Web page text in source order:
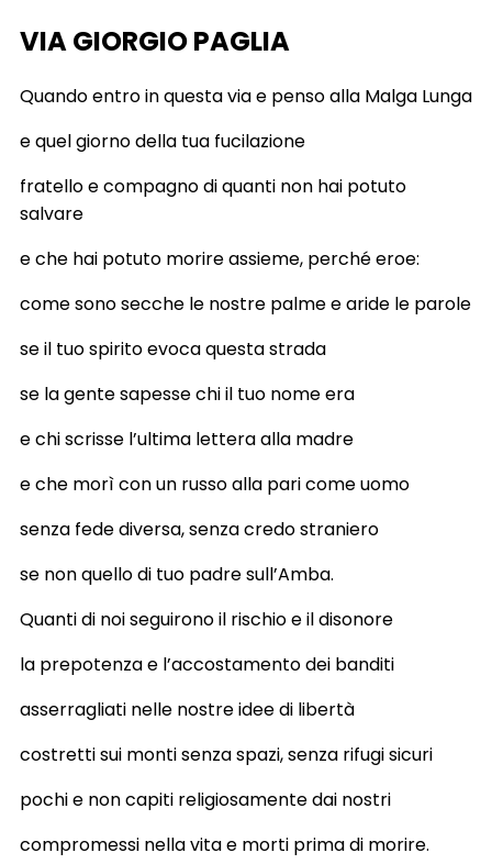
VIA GIORGIO PAGLIA
Quando entro in questa via e penso alla Malga Lunga
e quel giorno della tua fucilazione
fratello e compagno di quanti non hai potuto
salvare
e che hai potuto morire assieme, perché eroe:
come sono secche le nostre palme e aride le parole
se il tuo spirito evoca questa strada
se la gente sapesse chi il tuo nome era
e chi scrisse l’ultima lettera alla madre
e che morì con un russo alla pari come uomo
senza fede diversa, senza credo straniero
se non quello di tuo padre sull’Amba.
Quanti di noi seguirono il rischio e il disonore
la prepotenza e l’accostamento dei banditi
asserragliati nelle nostre idee di libertà
costretti sui monti senza spazi, senza rifugi sicuri
pochi e non capiti religiosamente dai nostri
compromessi nella vita e morti prima di morire.